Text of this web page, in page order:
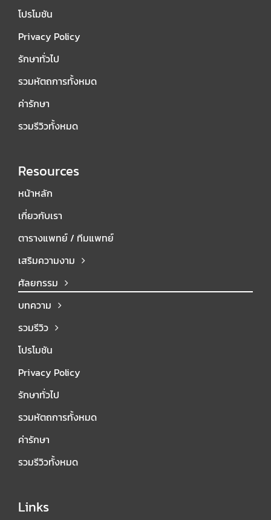
โปรโมชัน
Privacy Policy
รักษาทั่วไป
รวมหัตถการทั้งหมด
ค่ารักษา
รวมรีวิวทั้งหมด
Resources
หน้าหลัก
เกี่ยวกับเรา
ตารางแพทย์ / ทีมแพทย์
เสริมความงาม
ศัลยกรรม
บทความ
รวมรีวิว
โปรโมชัน
Privacy Policy
รักษาทั่วไป
รวมหัตถการทั้งหมด
ค่ารักษา
รวมรีวิวทั้งหมด
Links